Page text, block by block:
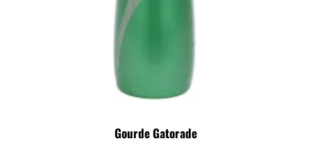
Gourde Gatorade